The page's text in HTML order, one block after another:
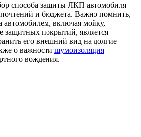
способа защиты ЛКП автомобиля
и бюджета. Важно помнить,
автомобилем, включая мойку,
защитных покрытий, является
его внешний вид на долгие
о важности шумоизоляция
вождения.